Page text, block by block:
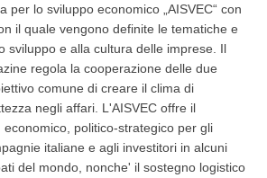
per lo sviluppo economico „AISVEC“ con
il quale vengono definite le tematiche e
sviluppo e alla cultura delle imprese. Il
regola la cooperazione delle due
comune di creare il clima di
negli affari. L'AISVEC offre il
politico-strategico per gli
italiane e agli investitori in alcuni
del mondo, nonche' il sostegno logistico